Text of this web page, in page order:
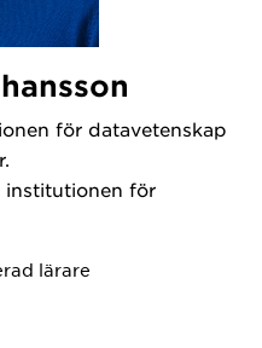
för datavetenskap
institutionen för
lärare